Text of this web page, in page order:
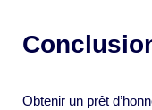
Obtenir un prêt